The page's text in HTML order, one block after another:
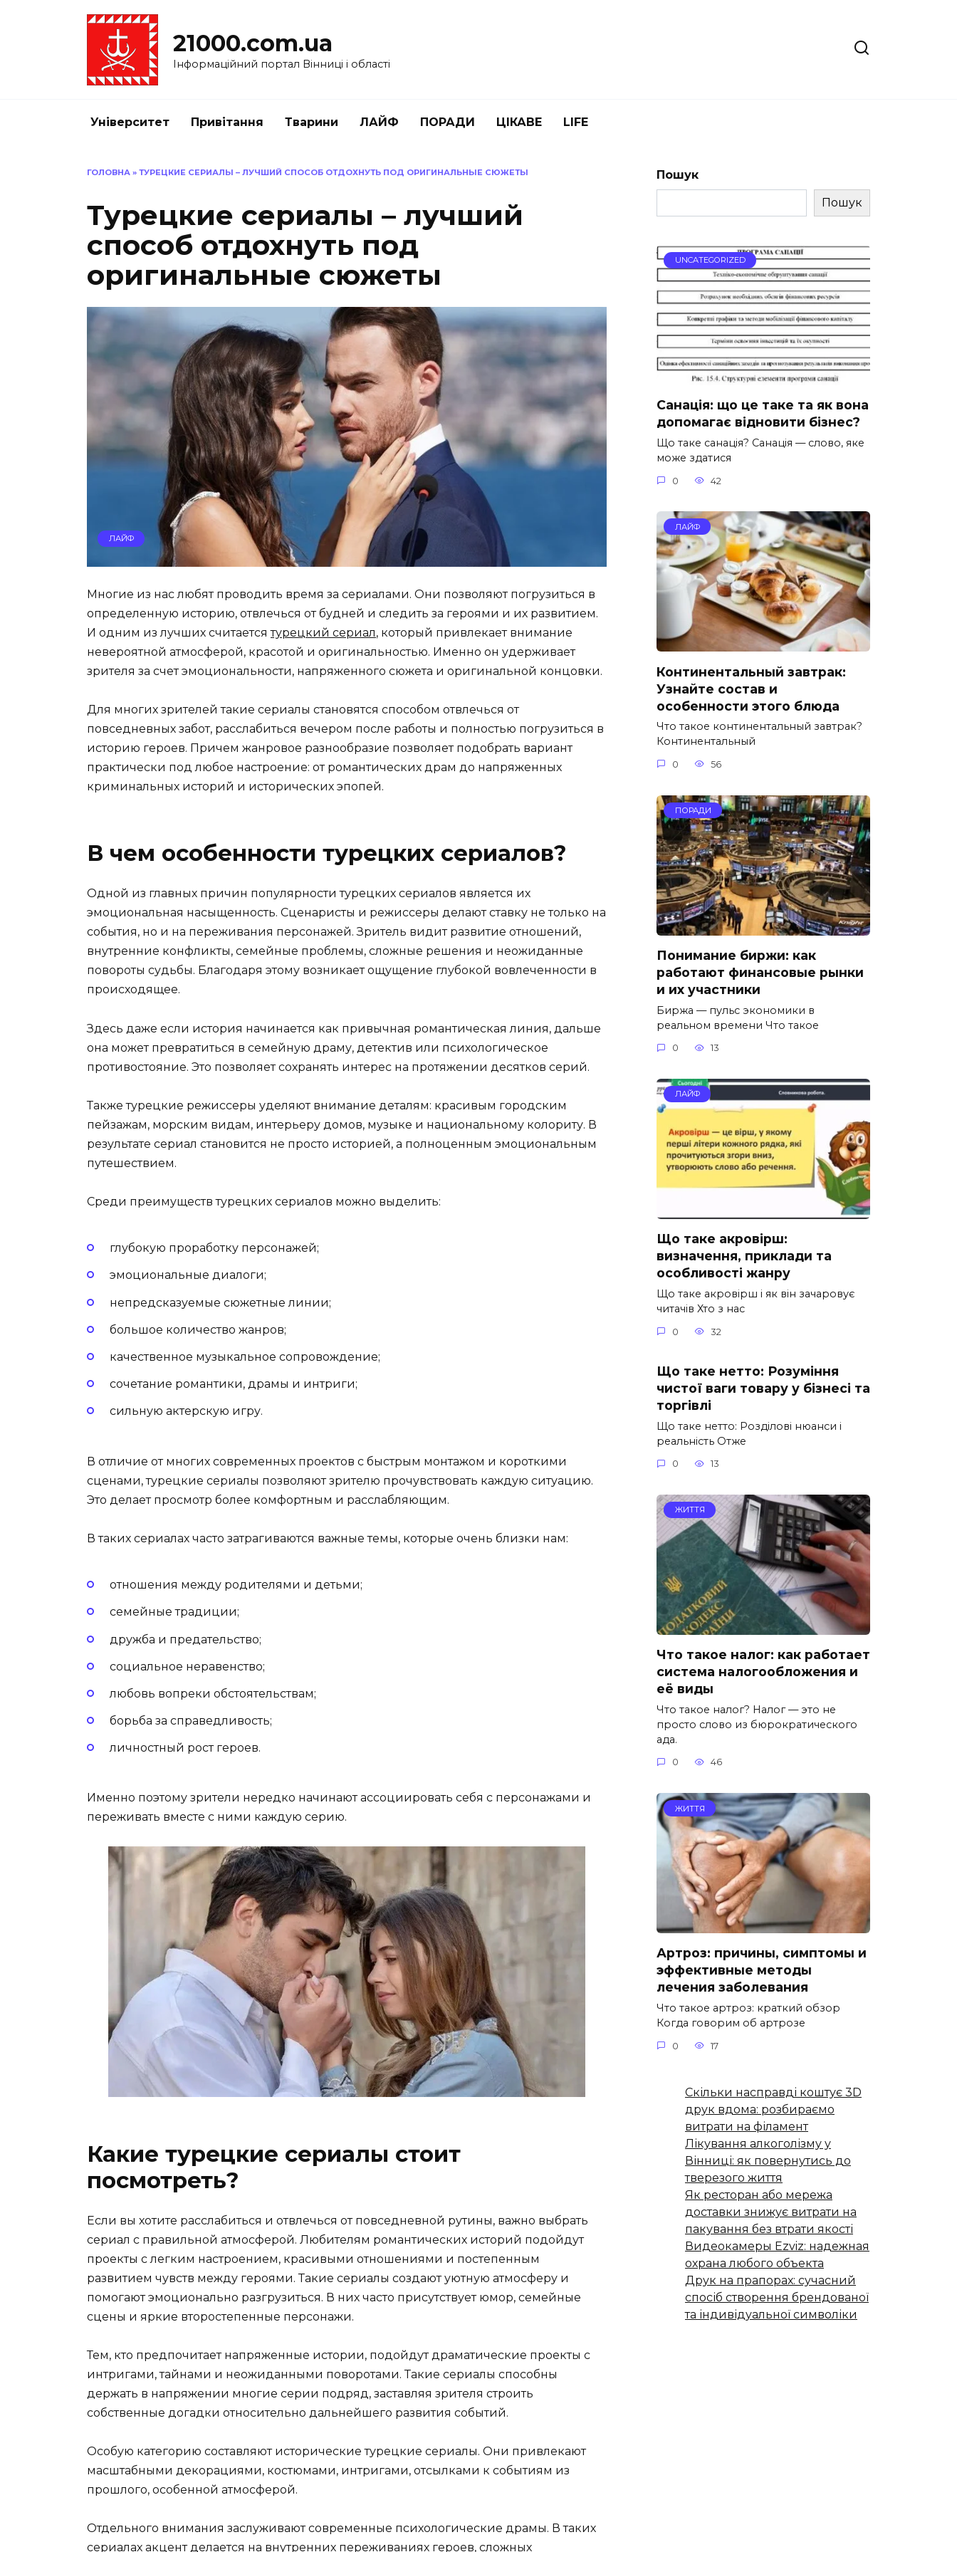
21000.com.ua
Інформаційний портал Вінниці і області
Університет Привітання Тварини ЛАЙФ ПОРАДИ ЦІКАВЕ LIFE
ГОЛОВНА » ТУРЕЦКИЕ СЕРИАЛЫ – ЛУЧШИЙ СПОСОБ ОТДОХНУТЬ ПОД ОРИГИНАЛЬНЫЕ СЮЖЕТЫ
Турецкие сериалы – лучший
способ отдохнуть под
оригинальные сюжеты
ЛАЙФ
Многие из нас любят проводить время за сериалами. Они позволяют погрузиться в
определенную историю, отвлечься от будней и следить за героями и их развитием.
И одним из лучших считаетсятурецкий сериал, который привлекает внимание
невероятной атмосферой, красотой и оригинальностью. Именно он удерживает
зрителя за счет эмоциональности, напряженного сюжета и оригинальной концовки.
Для многих зрителей такие сериалы становятся способом отвлечься от
повседневных забот, расслабиться вечером после работы и полностью погрузиться в
историю героев. Причем жанровое разнообразие позволяет подобрать вариант
практически под любое настроение: от романтических драм до напряженных
криминальных историй и исторических эпопей.
В чем особенности турецких сериалов?
Одной из главных причин популярности турецких сериалов является их
эмоциональная насыщенность. Сценаристы и режиссеры делают ставку не только на
события, но и на переживания персонажей. Зритель видит развитие отношений,
внутренние конфликты, семейные проблемы, сложные решения и неожиданные
повороты судьбы. Благодаря этому возникает ощущение глубокой вовлеченности в
происходящее.
Здесь даже если история начинается как привычная романтическая линия, дальше
она может превратиться в семейную драму, детектив или психологическое
противостояние. Это позволяет сохранять интерес на протяжении десятков серий.
Также турецкие режиссеры уделяют внимание деталям: красивым городским
пейзажам, морским видам, интерьеру домов, музыке и национальному колориту. В
результате сериал становится не просто историей, а полноценным эмоциональным
путешествием.
Среди преимуществ турецких сериалов можно выделить:
глубокую проработку персонажей;
эмоциональные диалоги;
непредсказуемые сюжетные линии;
большое количество жанров;
качественное музыкальное сопровождение;
сочетание романтики, драмы и интриги;
сильную актерскую игру.
В отличие от многих современных проектов с быстрым монтажом и короткими
сценами, турецкие сериалы позволяют зрителю прочувствовать каждую ситуацию.
Это делает просмотр более комфортным и расслабляющим.
В таких сериалах часто затрагиваются важные темы, которые очень близки нам:
отношения между родителями и детьми;
семейные традиции;
дружба и предательство;
социальное неравенство;
любовь вопреки обстоятельствам;
борьба за справедливость;
личностный рост героев.
Именно поэтому зрители нередко начинают ассоциировать себя с персонажами и
переживать вместе с ними каждую серию.
Какие турецкие сериалы стоит
посмотреть?
Если вы хотите расслабиться и отвлечься от повседневной рутины, важно выбрать
сериал с правильной атмосферой. Любителям романтических историй подойдут
проекты с легким настроением, красивыми отношениями и постепенным
развитием чувств между героями. Такие сериалы создают уютную атмосферу и
помогают эмоционально разгрузиться. В них часто присутствует юмор, семейные
сцены и яркие второстепенные персонажи.
Тем, кто предпочитает напряженные истории, подойдут драматические проекты с
интригами, тайнами и неожиданными поворотами. Такие сериалы способны
держать в напряжении многие серии подряд, заставляя зрителя строить
собственные догадки относительно дальнейшего развития событий.
Особую категорию составляют исторические турецкие сериалы. Они привлекают
масштабными декорациями, костюмами, интригами, отсылками к событиям из
прошлого, особенной атмосферой.
Отдельного внимания заслуживают современные психологические драмы. В таких
сериалах акцент делается на внутренних переживаниях героев, сложных
Пошук
Пошук
UNCATEGORIZED
Санація: що це таке та як вона
допомагає відновити бізнес?
Що таке санація? Санація — слово, яке
може здатися
0 42
ЛАЙФ
Континентальный завтрак:
Узнайте состав и
особенности этого блюда
Что такое континентальный завтрак?
Континентальный
0 56
ПОРАДИ
Понимание биржи: как
работают финансовые рынки
и их участники
Биржа — пульс экономики в
реальном времени Что такое
0 13
ЛАЙФ
Що таке акровірш:
визначення, приклади та
особливості жанру
Що таке акровірш і як він зачаровує
читачів Хто з нас
0 32
Що таке нетто: Розуміння
чистої ваги товару у бізнесі та
торгівлі
Що таке нетто: Розділові нюанси і
реальність Отже
0 13
ЖИТТЯ
Что такое налог: как работает
система налогообложения и
её виды
Что такое налог? Налог — это не
просто слово из бюрократического
ада.
0 46
ЖИТТЯ
Артроз: причины, симптомы и
эффективные методы
лечения заболевания
Что такое артроз: краткий обзор
Когда говорим об артрозе
0 17
Скільки насправді коштує 3D
друк вдома: розбираємо
витрати на філамент
Лікування алкоголізму у
Вінниці: як повернутись до
тверезого життя
Як ресторан або мережа
доставки знижує витрати на
пакування без втрати якості
Видеокамеры Ezviz: надежная
охрана любого объекта
Друк на прапорах: сучасний
спосіб створення брендованої
та індивідуальної символіки